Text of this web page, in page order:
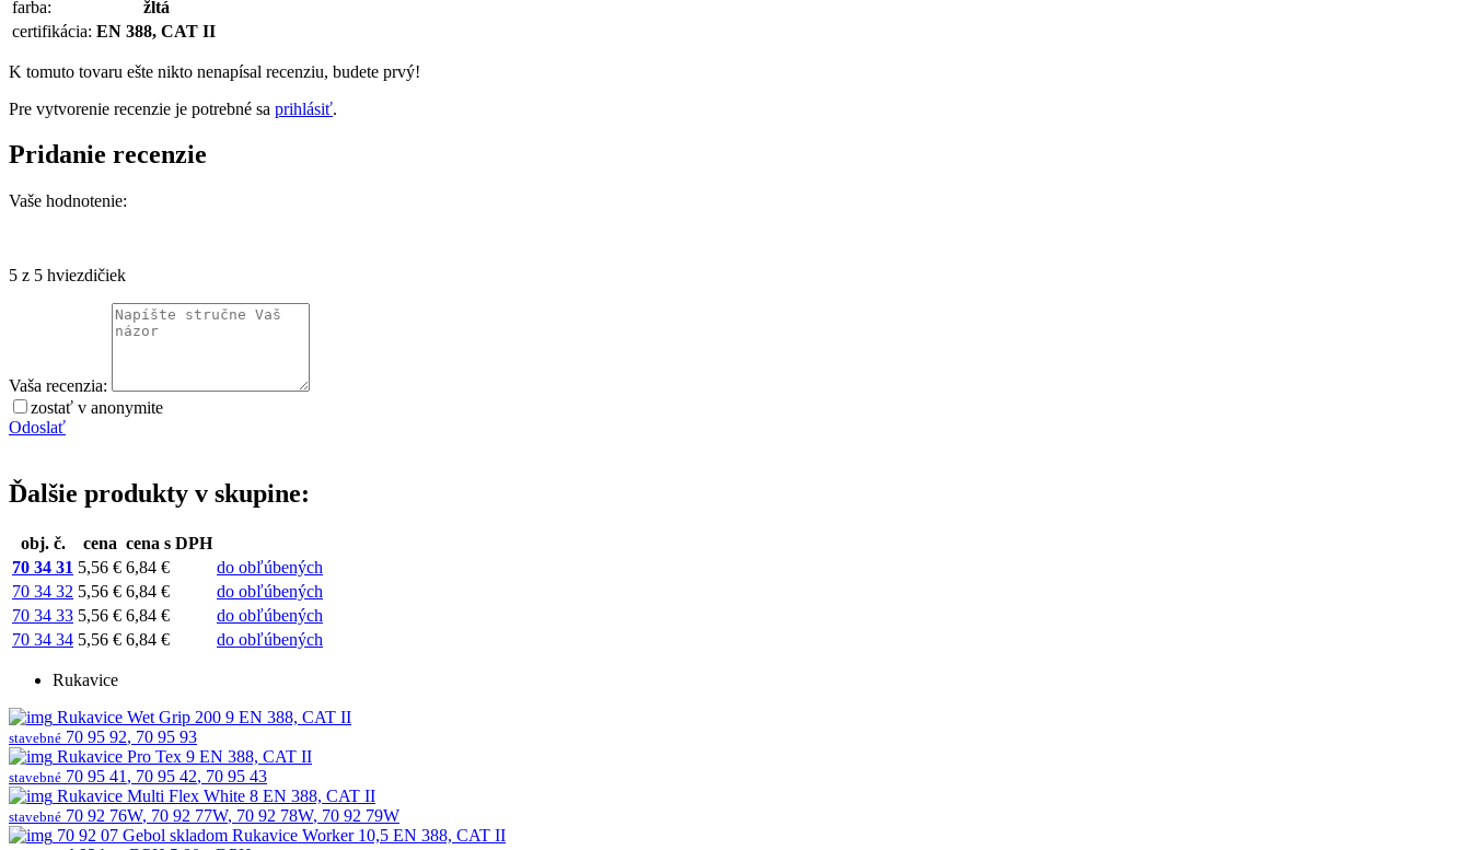
farba:
žltá
certifikácia: EN 388, CAT II
K tomuto tovaru ešte nikto nenapísal recenziu, budete prvý!
Pre vytvorenie recenzie je potrebné sa prihlásiť.
Pridanie recenzie
Vaše hodnotenie:
5 z 5 hviezdičiek
Vaša recenzia:
zostať v anonymite
Odoslať
Ďalšie produkty v skupine:
obj. č. cena cena s DPH
70 34 31 5,56 € 6,84 €
do obľúbených
70 34 32 5,56 € 6,84 €
do obľúbených
70 34 33 5,56 € 6,84 €
do obľúbených
70 34 34 5,56 € 6,84 € do obľúbených
Rukavice
Rukavice Wet Grip 200 9 EN 388, CAT II
stavebné 70 95 92, 70 95 93
Rukavice Pro Tex 9 EN 388, CAT II
stavebné 70 95 41 , 70 95 42, 70 95 43
Rukavice Multi Flex White 8 EN 388, CAT II
stavebné 70 92 76W, 70 92 77W, 70 92 78W, 70 92 79W
70 92 07 Gebol skladom Rukavice Worker 10,5 EN 388, CAT II